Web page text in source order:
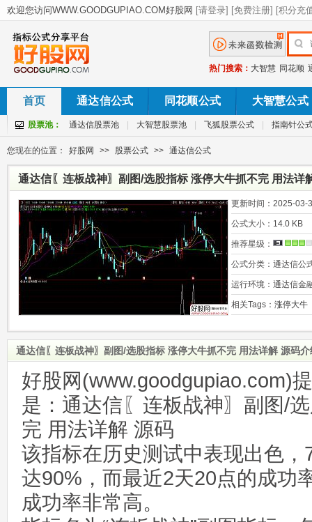
热门搜索： 大智慧 同花顺
首页 通达信公式 同花顺公式 大智慧公式
股票池： 通达信股票池 大智慧股票池 飞狐股票公式 指南针公
您现在的位置： 好股网 >> 股票公式 >> 通达信公式
通达信〖连板战神〗副图/选股指标 涨停大牛抓不完 用法详
更新时间： 2025-03-
公式大小： 14.0 KB
推荐星级：
公式分类： 通达信公
运行环境： 通达信金
相关Tags： 涨停大牛
通达信〖连板战神〗副图/选股指标 涨停大牛抓不完 用法详解 源码介
好股网(www.goodgupiao.com)
是：通达信〖连板战神〗副图/
完 用法详解 源码
该指标在历史测试中表现出色
达90%，而最近2天20点的成功
成功率非常高。